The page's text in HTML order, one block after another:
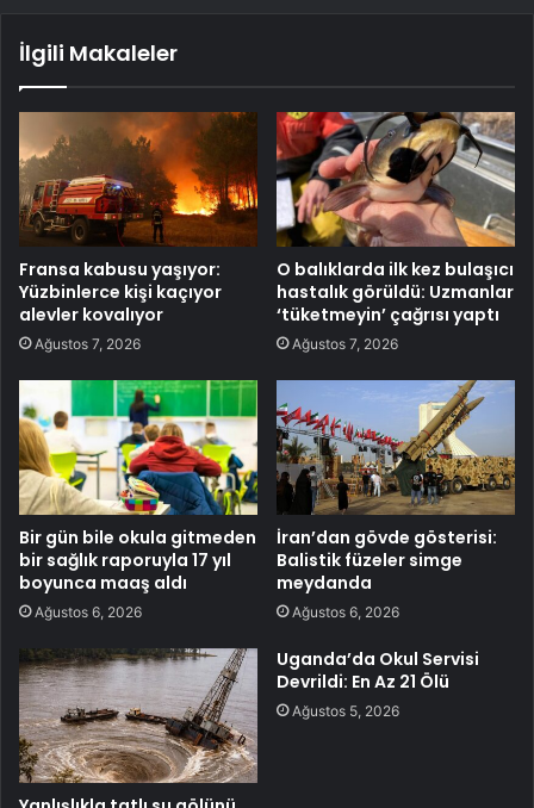
İlgili Makaleler
Fransa kabusu yaşıyor:
Yüzbinlerce kişi kaçıyor
alevler kovalıyor
Ağustos 7, 2026
O balıklarda ilk kez bulaşıcı
hastalık görüldü: Uzmanlar
‘tüketmeyin’ çağrısı yaptı
Ağustos 7, 2026
Bir gün bile okula gitmeden
bir sağlık raporuyla 17 yıl
boyunca maaş aldı
Ağustos 6, 2026
İran’dan gövde gösterisi:
Balistik füzeler simge
meydanda
Ağustos 6, 2026
Uganda’da Okul Servisi
Devrildi: En Az 21 Ölü
Ağustos 5, 2026